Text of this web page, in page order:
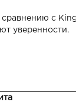
с
уверенности.